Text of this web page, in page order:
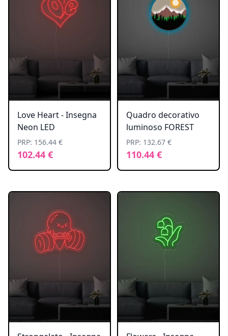
Love Heart - Insegna
Neon LED
PRP: 156.44 €
102.44 €
Quadro decorativo
luminoso FOREST
PRP: 132.67 €
110.44 €